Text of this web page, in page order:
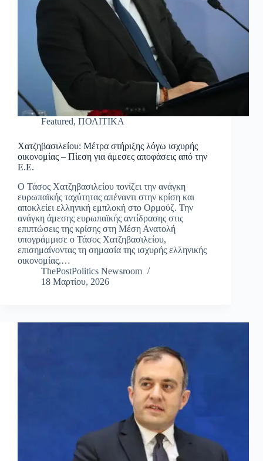
Featured, ΠΟΛΙΤΙΚΑ
Χατζηβασιλείου: Μέτρα στήριξης λόγω ισχυρής
οικονομίας – Πίεση για άμεσες αποφάσεις από την
Ε.Ε.
Ο Τάσος Χατζηβασιλείου τονίζει την ανάγκη
ευρωπαϊκής ταχύτητας απέναντι στην κρίση και
αποκλείει ελληνική εμπλοκή στο Ορμούζ. Την
ανάγκη άμεσης ευρωπαϊκής αντίδρασης στις
επιπτώσεις της κρίσης στη Μέση Ανατολή
υπογράμμισε ο Τάσος Χατζηβασιλείου,
επισημαίνοντας τη σημασία της ισχυρής ελληνικής
οικονομίας.…
ThePostPolitics Newsroom
18 Μαρτίου, 2026